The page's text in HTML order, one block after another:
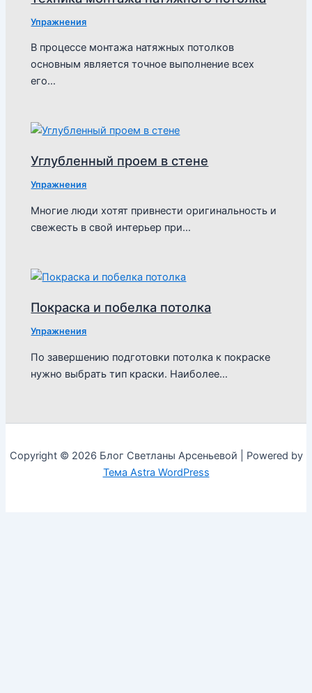
Упражнения
В процессе монтажа натяжных потолков
основным является точное выполнение всех
его…
Углубленный проем в стене
Упражнения
Многие люди хотят привнести оригинальность и
свежесть в свой интерьер при…
Покраска и побелка потолка
Упражнения
По завершению подготовки потолка к покраске
нужно выбрать тип краски. Наиболее…
Copyright © 2026 Блог Светланы Арсеньевой | Powered by
Тема Astra WordPress